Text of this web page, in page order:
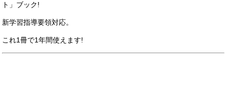
ト」ブック!
新学習指導要領対応。
これ1冊で1年間使えます!